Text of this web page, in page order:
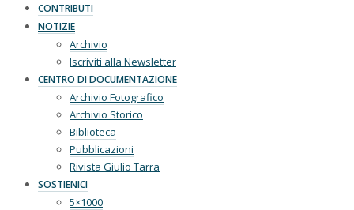
CONTRIBUTI
NOTIZIE
Archivio
Iscriviti alla Newsletter
CENTRO DI DOCUMENTAZIONE
Archivio Fotografico
Archivio Storico
Biblioteca
Pubblicazioni
Rivista Giulio Tarra
SOSTIENICI
5×1000